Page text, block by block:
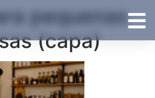
pequenas
(capa)